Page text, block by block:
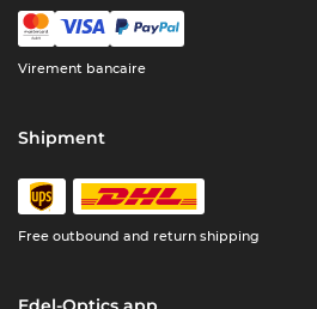
Virement bancaire
Shipment
Free outbound and return shipping